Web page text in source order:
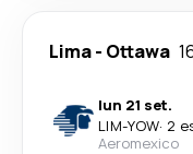
Lima- Ottawa
lun 21 set.
LIM-YOW· 2
Aeromexico